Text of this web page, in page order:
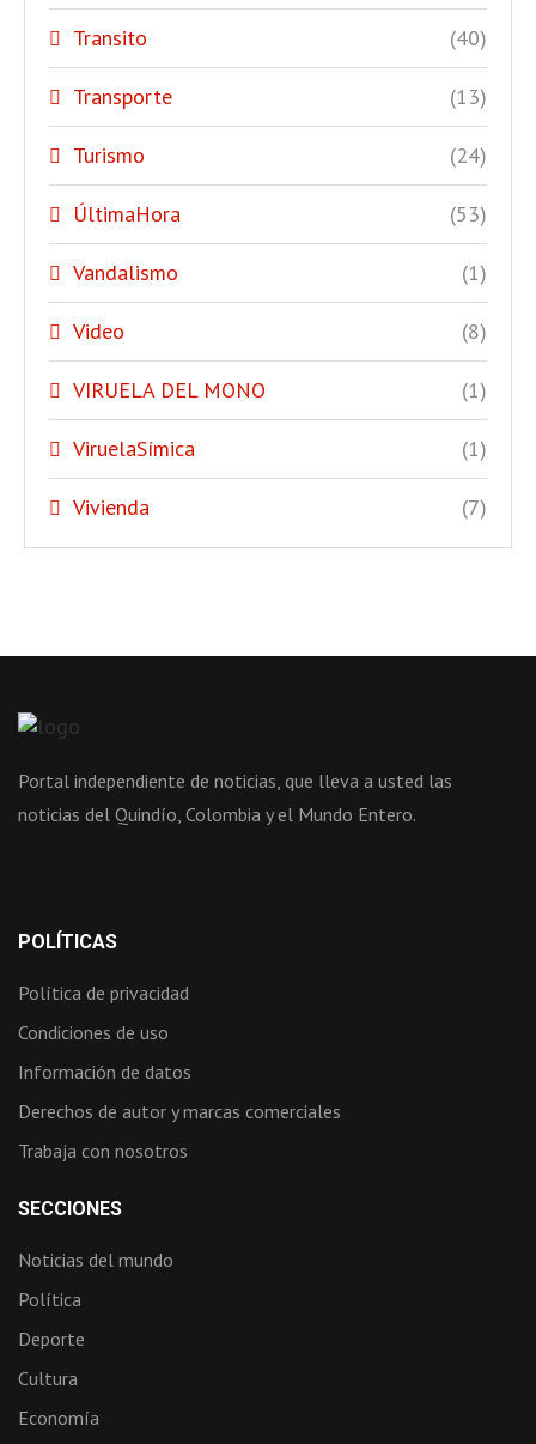
Transito (40)
Transporte (13)
Turismo (24)
ÚltimaHora (53)
Vandalismo (1)
Video (8)
VIRUELA DEL MONO (1)
ViruelaSímica (1)
Vivienda (7)
Portal independiente de noticias, que lleva a usted las
noticias del Quindío, Colombia y el Mundo Entero.
POLÍTICAS
Política de privacidad
Condiciones de uso
Información de datos
Derechos de autor y marcas comerciales
Trabaja con nosotros
SECCIONES
Noticias del mundo
Política
Deporte
Cultura
Economía